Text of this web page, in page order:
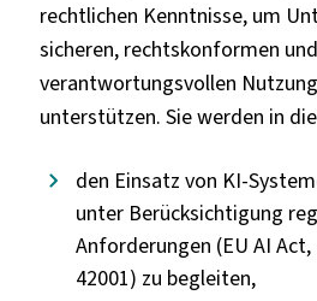
rechtlichen Kenntnisse, um
sicheren, rechtskonformen und
verantwortungsvollen
unterstützen. Sie werden in
den Einsatz von KI-
unter Berücksichtigung
Anforderungen (EU AI Act,
42001) zu begleiten,